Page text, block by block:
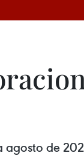
agosto de